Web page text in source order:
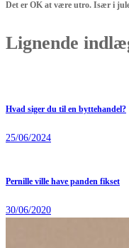
Det er OK at være utro. Især i
Lignende
Hvad siger du til en byttehandel?
25/06/2024
Pernille ville have panden fikset
30/06/2020